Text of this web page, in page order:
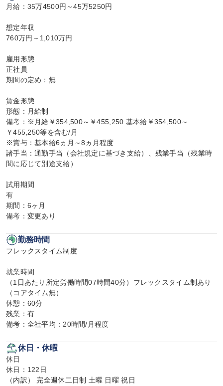
月給：35万4500円～45万5250円
想定年収
760万円～1,010万円
雇用形態
正社員
期間の定め：無
賃金形態
形態：月給制
備考：※月給￥354,500～￥455,250 基本給￥354,500～
￥455,250等を含む/月
※賞与：基本給6ヵ月～8ヵ月程度
諸手当：通勤手当（会社規定に基づき支給）、残業手当（残業時
間に応じて別途支給）
試用期間
有
期間：6ヶ月
備考：変更あり
勤務時間
フレックスタイム制度
就業時間
（1日あたり所定労働時間07時間40分）フレックスタイム制あり
（コアタイム無）
休憩：60分
残業：有
備考：全社平均：20時間/月程度
休日・休暇
休日
休日：122日
（内訳） 完全週休二日制 土曜 日曜 祝日